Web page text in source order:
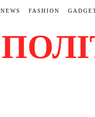
NEWS FASHION